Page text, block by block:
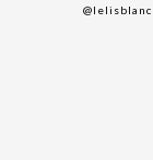
Black Friday
@lelisblanc